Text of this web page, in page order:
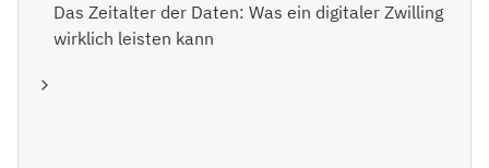
Das Zeitalter der Daten: Was ein digitaler Zwilling
wirklich leisten kann